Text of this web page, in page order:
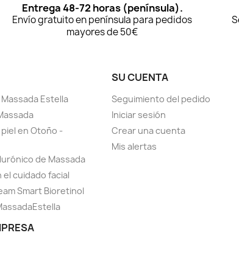
Entrega 48-72 horas (península).
Envío gratuito en península para pedidos
mayores de 50€
Estella
en Otoño -
de Massada
el cuidado facial
Smart Bioretinol
SU CUENTA
Seguimiento del pedido
Iniciar sesión
Crear una cuenta
Mis alertas